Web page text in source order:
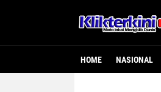
HOME NASIONAL